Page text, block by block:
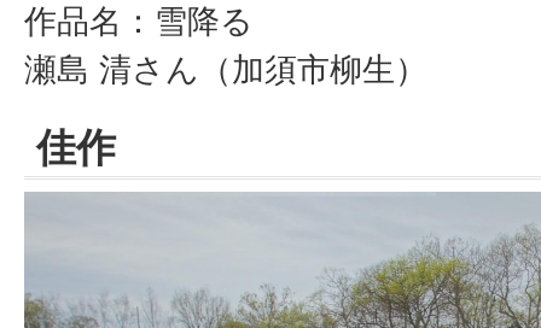
作品名：雪降る
瀬島 清さん（加須市柳生）
佳作